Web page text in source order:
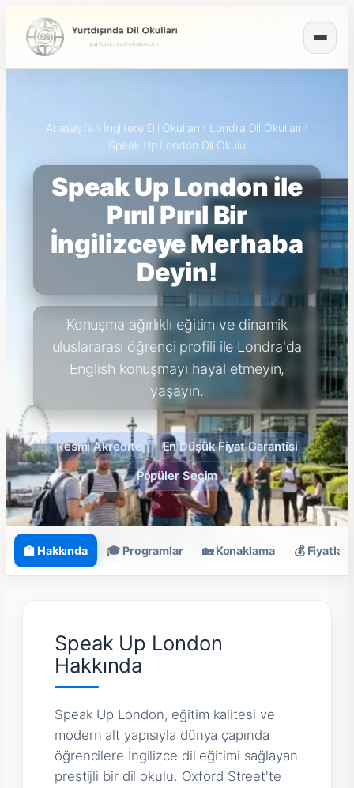
Anasayfa › İngiltere Dil Okulları › Londra Dil Okulları ›
Speak Up London Dil Okulu
Speak Up London ile
Pırıl Pırıl Bir
İngilizceye Merhaba
Deyin!
Konuşma ağırlıklı eğitim ve dinamik
uluslararası öğrenci profili ile Londra'da
English konuşmayı hayal etmeyin,
yaşayın.
Resmi Akredite En Düşük Fiyat Garantisi
Popüler Seçim
🏫 Hakkında 🎓 Programlar 🏡 Konaklama 💰 Fiyatlar
Speak Up London
Hakkında
Speak Up London, eğitim kalitesi ve
modern alt yapısıyla dünya çapında
öğrencilere İngilizce dil eğitimi sağlayan
prestijli bir dil okulu. Oxford Street'te